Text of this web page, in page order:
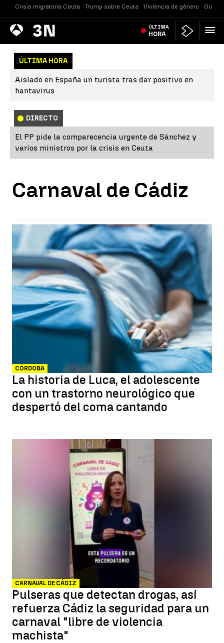
Crisis migratoria Ceuta Trump sobre Ceuta Violencia de género
Antena
3 Noticias ÚLTIMA
HORA
ÚLTIMA HORA
Aislado en España un turista tras dar positivo en
hantavirus
DIRECTO
El PP pide la comparecencia urgente de Sánchez y
varios ministros por la crisis en Ceuta
Carnaval de Cádiz
CÓRDOBA
La historia de Luca, el adolescente
con un trastorno neurológico que
despertó del coma cantando
CARNAVAL DE CÁDIZ
Pulseras que detectan drogas, así
refuerza Cádiz la seguridad para un
carnaval "libre de violencia
machista"